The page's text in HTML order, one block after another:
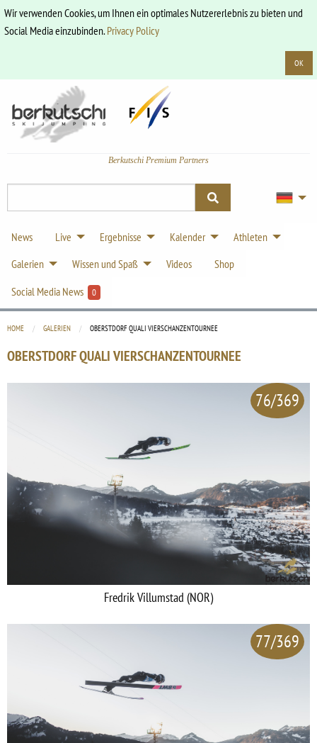
Wir verwenden Cookies, um Ihnen ein optimales Nutzererlebnis zu bieten und
Social Media einzubinden.Privacy Policy
OK
Berkutschi Premium Partners
News Live Ergebnisse Kalender
Athleten
Galerien
Wissen und Spaß Videos
Shop
Social Media News
0
HOME GALERIEN CURRENT:
OBERSTDORF QUALI VIERSCHANZENTOURNEE
OBERSTDORF QUALI VIERSCHANZENTOURNEE
76/369
Fredrik Villumstad (NOR)
77/369